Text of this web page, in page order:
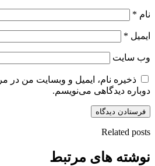
نام *
ایمیل *
وب‌ سایت
ذخیره نام، ایمیل و وبسایت من در
دوباره دیدگاهی می‌نویسم.
Related posts
نوشته های مرتبط